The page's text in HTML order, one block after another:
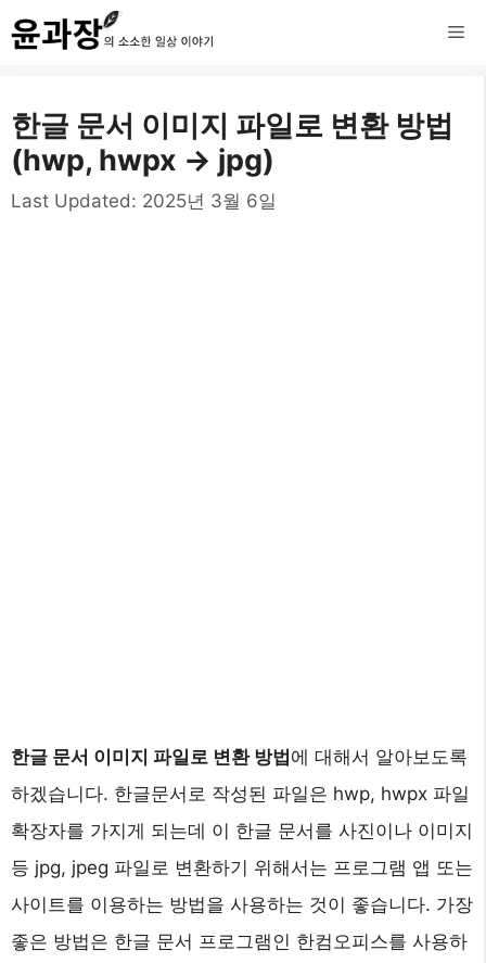
컨
텐
로
건
너
메
한글 문서 이미지 파일로 변환 방법
(hwp, hwpx -> jpg)
Last Updated: 2025년 3월 6일
한글 문서 이미지 파일로 변환 방법에 대해서 알아보도록
하겠습니다. 한글문서로 작성된 파일은 hwp, hwpx 파일
확장자를 가지게 되는데 이 한글 문서를 사진이나 이미지
등 jpg, jpeg 파일로 변환하기 위해서는 프로그램 앱 또는
사이트를 이용하는 방법을 사용하는 것이 좋습니다. 가장
좋은 방법은 한글 문서 프로그램인 한컴오피스를 사용하